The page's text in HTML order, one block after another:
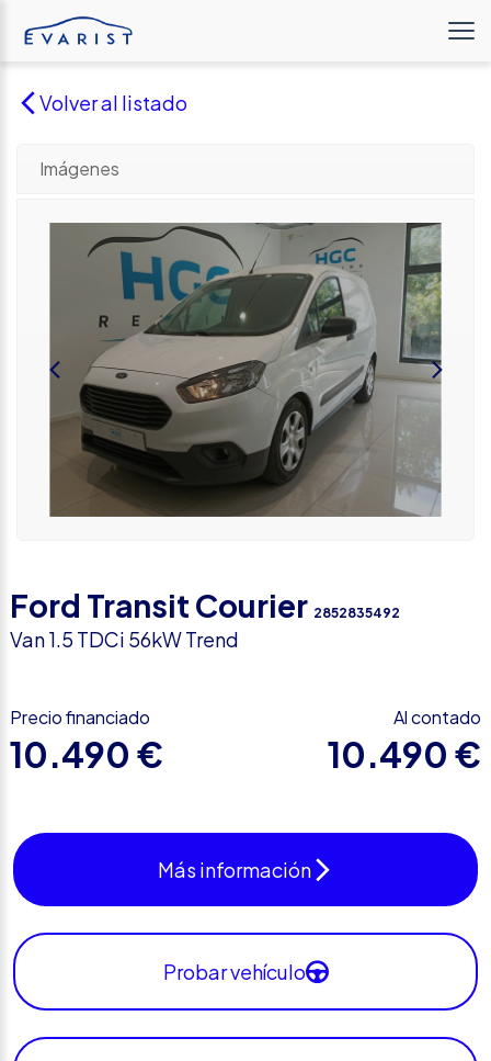
Volver al listado
Imágenes
Ford Transit Courier 2852835492
Van 1.5 TDCi 56kW Trend
Precio financiado
10.490 €
Al contado
10.490 €
Más información
Probar vehículo